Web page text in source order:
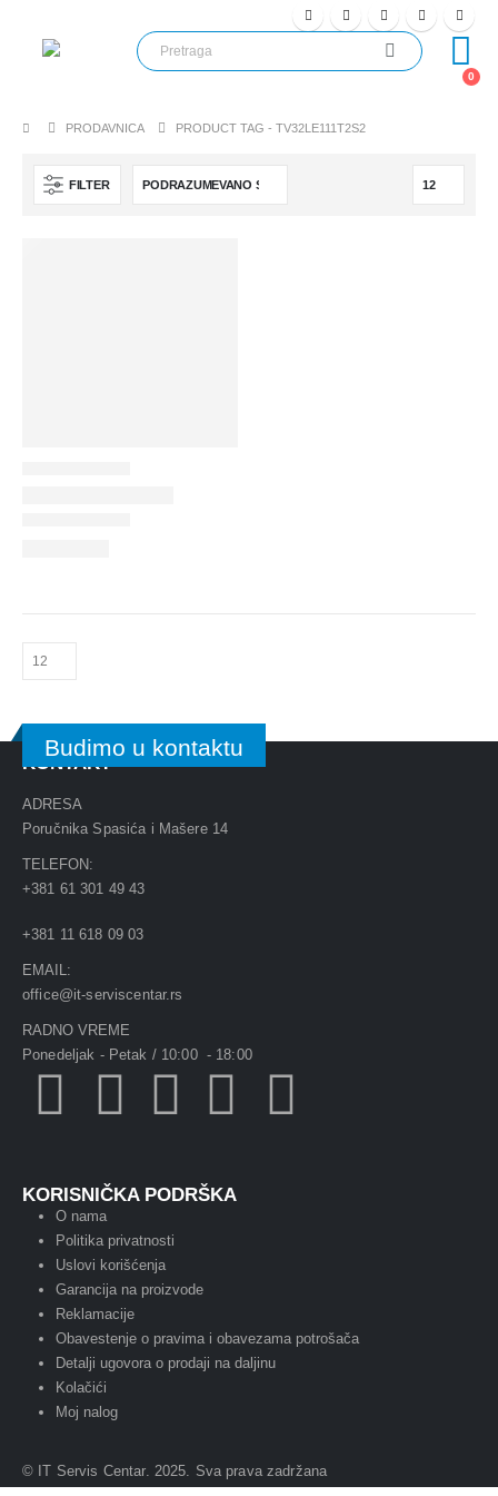
0
PRODAVNICA PRODUCT TAG -TV32LE111T2S2
FILTER
Budimo u kontaktu
KONTAKT
ADRESA
Poručnika Spasića i Mašere 14
TELEFON:
+381 61 301 49 43
+381 11 618 09 03
EMAIL:
office@it-serviscentar.rs
RADNO VREME
Ponedeljak - Petak / 10:00 - 18:00
KORISNIČKA PODRŠKA
O nama
Politika privatnosti
Uslovi korišćenja
Garancija na proizvode
Reklamacije
Obavestenje o pravima i obavezama potrošača
Detalji ugovora o prodaji na daljinu
Kolačići
Moj nalog
© IT Servis Centar. 2025. Sva prava zadržana